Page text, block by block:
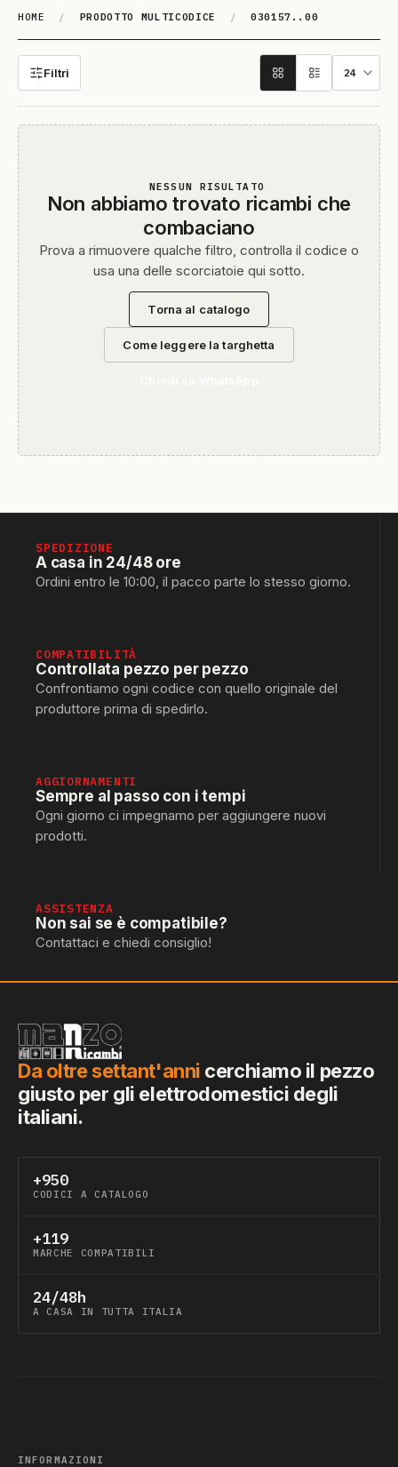
HOME / PRODOTTO MULTICODICE / 030157..00
030157..00
Filtri
NESSUN RISULTATO
Non abbiamo trovato ricambi che
combaciano
Prova a rimuovere qualche filtro, controlla il codice o
usa una delle scorciatoie qui sotto.
Torna al catalogo
Come leggere la targhetta
SPEDIZIONE
A casa in 24/48 ore
Ordini entro le 10:00, il pacco parte lo stesso giorno.
COMPATIBILITÀ
Controllata pezzo per pezzo
Confrontiamo ogni codice con quello originale del
produttore prima di spedirlo.
AGGIORNAMENTI
Sempre al passo con i tempi
Ogni giorno ci impegnamo per aggiungere nuovi
prodotti.
ASSISTENZA
Non sai se è compatibile?
Contattaci e chiedi consiglio!
Da oltre settant'anni cerchiamo il pezzo
giusto per gli elettrodomestici degli
italiani.
+950
CODICI A CATALOGO
+119
MARCHE COMPATIBILI
24/48h
A CASA IN TUTTA ITALIA
INFORMAZIONI